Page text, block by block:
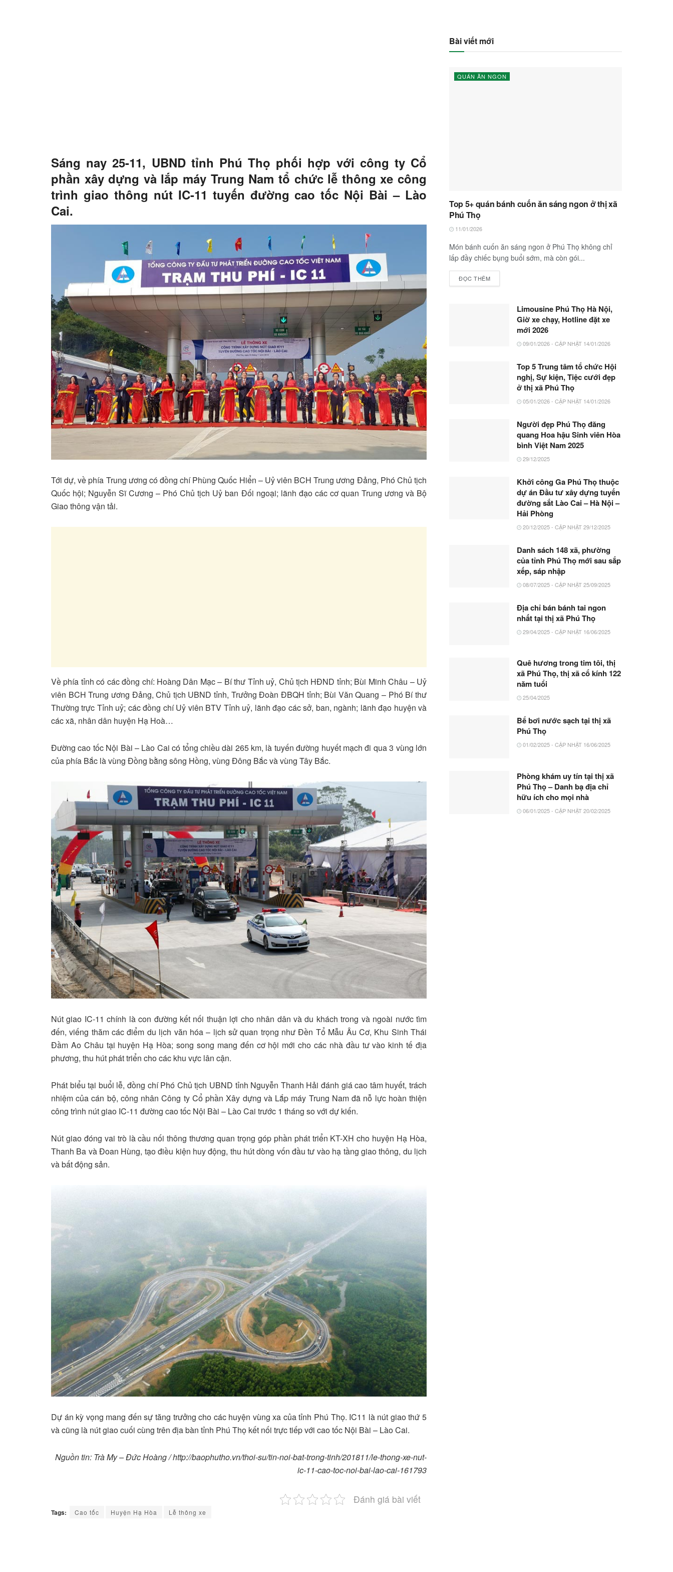
Sáng nay 25-11, UBND tỉnh Phú Thọ phối hợp với công ty Cổ
phần xây dựng và lắp máy Trung Nam tổ chức lễ thông xe công
trình giao thông nút IC-11 tuyến đường cao tốc Nội Bài – Lào
Cai.
Tới dự, về phía Trung ương có đồng chí Phùng Quốc Hiển – Uỷ viên BCH Trung ương Đảng, Phó Chủ tịch
Quốc hội; Nguyễn Sĩ Cương – Phó Chủ tịch Uỷ ban Đối ngoại; lãnh đạo các cơ quan Trung ương và Bộ
Giao thông vận tải.
Về phía tỉnh có các đồng chí: Hoàng Dân Mạc – Bí thư Tỉnh uỷ, Chủ tịch HĐND tỉnh; Bùi Minh Châu – Uỷ
viên BCH Trung ương Đảng, Chủ tịch UBND tỉnh, Trưởng Đoàn ĐBQH tỉnh; Bùi Văn Quang – Phó Bí thư
Thường trực Tỉnh uỷ; các đồng chí Uỷ viên BTV Tỉnh uỷ, lãnh đạo các sở, ban, ngành; lãnh đạo huyện và
các xã, nhân dân huyện Hạ Hoà…
Đường cao tốc Nội Bài – Lào Cai có tổng chiều dài 265 km, là tuyến đường huyết mạch đi qua 3 vùng lớn
của phía Bắc là vùng Đồng bằng sông Hồng, vùng Đông Bắc và vùng Tây Bắc.
Nút giao IC-11 chính là con đường kết nối thuận lợi cho nhân dân và du khách trong và ngoài nước tìm
đến, viếng thăm các điểm du lịch văn hóa – lịch sử quan trọng như Đền Tổ Mẫu Âu Cơ, Khu Sinh Thái
Đầm Ao Châu tại huyện Hạ Hòa; song song mang đến cơ hội mới cho các nhà đầu tư vào kinh tế địa
phương, thu hút phát triển cho các khu vực lân cận.
Phát biểu tại buổi lễ, đồng chí Phó Chủ tịch UBND tỉnh Nguyễn Thanh Hải đánh giá cao tâm huyết, trách
nhiệm của cán bộ, công nhân Công ty Cổ phần Xây dựng và Lắp máy Trung Nam đã nỗ lực hoàn thiện
công trình nút giao IC-11 đường cao tốc Nội Bài – Lào Cai trước 1 tháng so với dự kiến.
Nút giao đóng vai trò là cầu nối thông thương quan trọng góp phần phát triển KT-XH cho huyện Hạ Hòa,
Thanh Ba và Đoan Hùng, tạo điều kiện huy động, thu hút dòng vốn đầu tư vào hạ tầng giao thông, du lịch
và bất động sản.
Dự án kỳ vọng mang đến sự tăng trưởng cho các huyện vùng xa của tỉnh Phú Thọ. IC11 là nút giao thứ 5
và cũng là nút giao cuối cùng trên địa bàn tỉnh Phú Thọ kết nối trực tiếp với cao tốc Nội Bài – Lào Cai.
Nguồn tin: Trà My – Đức Hoàng / http://baophutho.vn/thoi-su/tin-noi-bat-trong-tinh/201811/le-thong-xe-nut-
ic-11-cao-toc-noi-bai-lao-cai-161793
Đánh giá bài viết
Tags: Cao tốc Huyện Hạ Hòa Lễ thông xe
Bài viết mới
QUÁN ĂN NGON
Top 5+ quán bánh cuốn ăn sáng ngon ở thị xã
Phú Thọ
11/01/2026
Món bánh cuốn ăn sáng ngon ở Phú Thọ không chỉ
lấp đầy chiếc bụng buổi sớm, mà còn gói...
ĐỌC THÊM
Limousine Phú Thọ Hà Nội,
Giờ xe chạy, Hotline đặt xe
mới 2026
09/01/2026 - CẬP NHẬT 14/01/2026
Top 5 Trung tâm tổ chức Hội
nghị, Sự kiện, Tiệc cưới đẹp
ở thị xã Phú Thọ
05/01/2026 - CẬP NHẬT 14/01/2026
Người đẹp Phú Thọ đăng
quang Hoa hậu Sinh viên Hòa
bình Việt Nam 2025
29/12/2025
Khởi công Ga Phú Thọ thuộc
dự án Đầu tư xây dựng tuyến
đường sắt Lào Cai – Hà Nội –
Hải Phòng
20/12/2025 - CẬP NHẬT 29/12/2025
Danh sách 148 xã, phường
của tỉnh Phú Thọ mới sau sắp
xếp, sáp nhập
08/07/2025 - CẬP NHẬT 25/09/2025
Địa chỉ bán bánh tai ngon
nhất tại thị xã Phú Thọ
29/04/2025 - CẬP NHẬT 16/06/2025
Quê hương trong tim tôi, thị
xã Phú Thọ, thị xã cổ kính 122
năm tuổi
25/04/2025
Bể bơi nước sạch tại thị xã
Phú Thọ
01/02/2025 - CẬP NHẬT 16/06/2025
Phòng khám uy tín tại thị xã
Phú Thọ – Danh bạ địa chỉ
hữu ích cho mọi nhà
06/01/2025 - CẬP NHẬT 20/02/2025